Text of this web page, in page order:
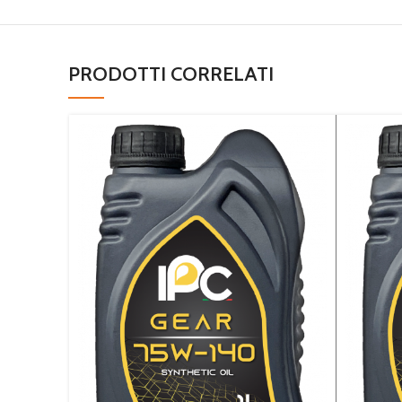
PRODOTTI CORRELATI
RICHIEDI INFORMAZIONI